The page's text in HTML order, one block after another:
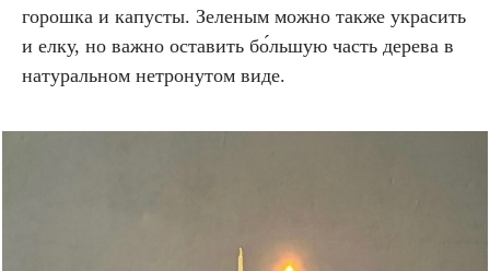
горошка и капусты. Зеленым можно также украсить
и елку, но важно оставить бо́льшую часть дерева в
натуральном нетронутом виде.